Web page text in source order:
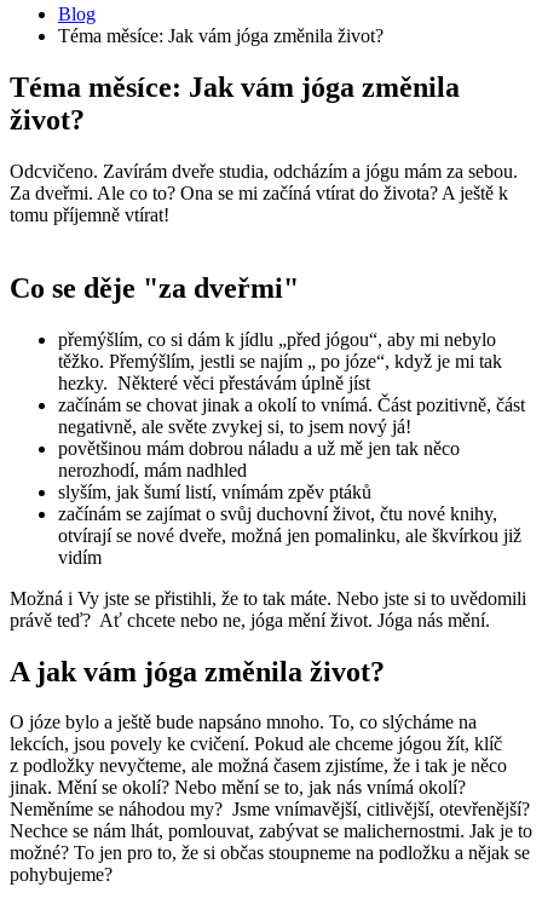
Blog
Téma měsíce: Jak vám jóga změnila život?
Téma měsíce: Jak vám jóga změnila
život?
Odcvičeno. Zavírám dveře studia, odcházím a jógu mám za sebou.
Za dveřmi. Ale co to? Ona se mi začíná vtírat do života? A ještě k
tomu příjemně vtírat!
Co se děje "za dveřmi"
přemýšlím, co si dám k jídlu „před jógou“, aby mi nebylo
těžko. Přemýšlím, jestli se najím „ po józe“, když je mi tak
hezky. Některé věci přestávám úplně jíst
začínám se chovat jinak a okolí to vnímá. Část pozitivně, část
negativně, ale světe zvykej si, to jsem nový já!
povětšinou mám dobrou náladu a už mě jen tak něco
nerozhodí, mám nadhled
slyším, jak šumí listí, vnímám zpěv ptáků
začínám se zajímat o svůj duchovní život, čtu nové knihy,
otvírají se nové dveře, možná jen pomalinku, ale škvírkou již
vidím
Možná i Vy jste se přistihli, že to tak máte. Nebo jste si to uvědomili
právě teď? Ať chcete nebo ne, jóga mění život. Jóga nás mění.
A jak vám jóga změnila život?
O józe bylo a ještě bude napsáno mnoho. To, co slýcháme na
lekcích, jsou povely ke cvičení. Pokud ale chceme jógou žít, klíč
z podložky nevyčteme, ale možná časem zjistíme, že i tak je něco
jinak. Mění se okolí? Nebo mění se to, jak nás vnímá okolí?
Neměníme se náhodou my? Jsme vnímavější, citlivější, otevřenější?
Nechce se nám lhát, pomlouvat, zabývat se malichernostmi. Jak je to
možné? To jen pro to, že si občas stoupneme na podložku a nějak se
pohybujeme?